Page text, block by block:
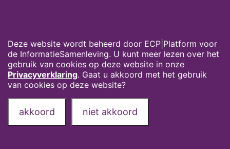
Deze website wordt beheerd door ECP|Platform voor
de InformatieSamenleving. U kunt meer lezen over het
gebruik van cookies op deze website in onze
Privacyverklaring. Gaat u akkoord met het gebruik
van cookies op deze website?
akkoord niet akkoord